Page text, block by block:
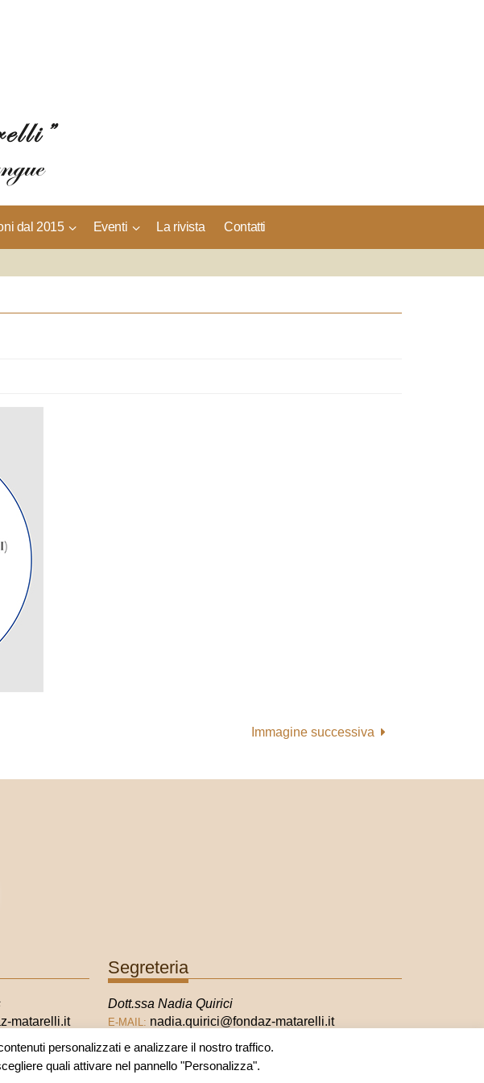
dal 2015 Eventi La rivista Contatti
Immagine successiva
matarelli.it
Segreteria
Dott.ssa Nadia Quirici
E-MAIL: nadia.quirici@fondaz-matarelli.it
personalizzati e analizzare il nostro traffico.
quali attivare nel pannello "Personalizza".